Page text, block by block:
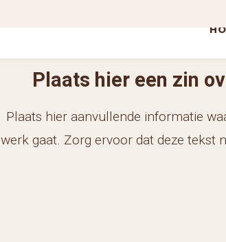
Plaats hier een zin
Plaats hier aanvullende informatie
werk gaat. Zorg ervoor dat deze tekst